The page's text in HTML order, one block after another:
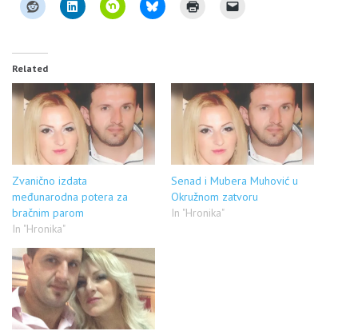
Related
Zvanično izdata
međunarodna potera za
bračnim parom
In "Hronika"
Senad i Mubera Muhović u
Okružnom zatvoru
In "Hronika"